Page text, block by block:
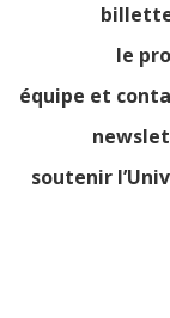
le
équipe et
soutenir